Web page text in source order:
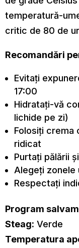
temperatură-
critic de 80 de
Recomandări
Evitați
17:00
Hidratați-vă
lichide pe zi)
Folosiți
ridicat
Purtați pălării
Alegeți zonele
Respectați
Program
Steag: Verde
Temperatura